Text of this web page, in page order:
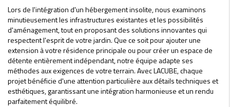
Lors de l'intégration d'un hébergement insolite, nous examinons
minutieusement les infrastructures existantes et les possibilités
d'aménagement, tout en proposant des solutions innovantes qui
respectent l'esprit de votre jardin. Que ce soit pour ajouter une
extension à votre résidence principale ou pour créer un espace de
détente entièrement indépendant, notre équipe adapte ses
méthodes aux exigences de votre terrain. Avec LACUBE, chaque
projet bénéficie d'une attention particulière aux détails techniques et
esthétiques, garantissant une intégration harmonieuse et un rendu
parfaitement équilibré.